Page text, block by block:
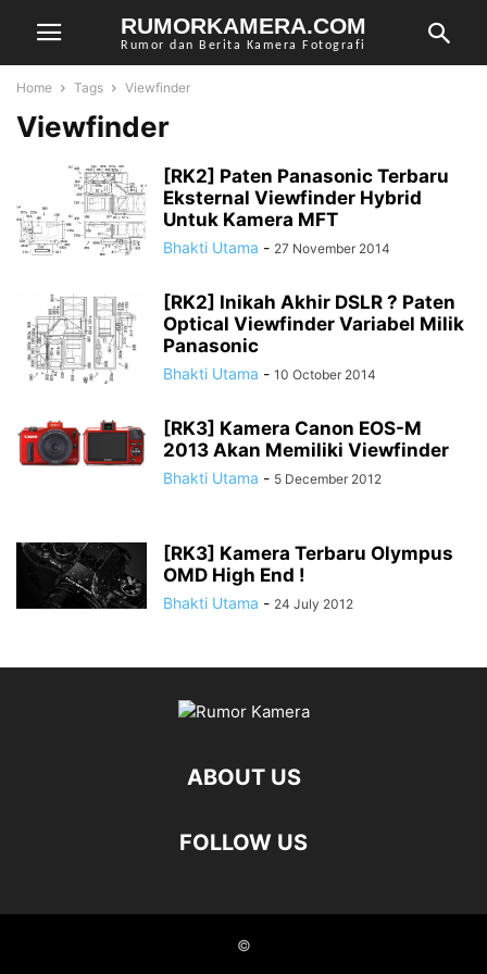
RUMORKAMERA.COM
Rumor dan Berita Kamera Fotografi
Home Tags Viewfinder
Viewfinder
[RK2] Paten Panasonic Terbaru
Eksternal Viewfinder Hybrid
Untuk Kamera MFT
Bhakti Utama - 27 November 2014
[RK2] Inikah Akhir DSLR ? Paten
Optical Viewfinder Variabel Milik
Panasonic
Bhakti Utama - 10 October 2014
[RK3] Kamera Canon EOS-M
2013 Akan Memiliki Viewfinder
Bhakti Utama - 5 December 2012
[RK3] Kamera Terbaru Olympus
OMD High End !
Bhakti Utama - 24 July 2012
ABOUT US
FOLLOW US
©